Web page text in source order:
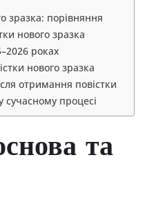
зразка: порівняння
нового зразка
роках
нового зразка
отримання повістки
сучасному процесі
та